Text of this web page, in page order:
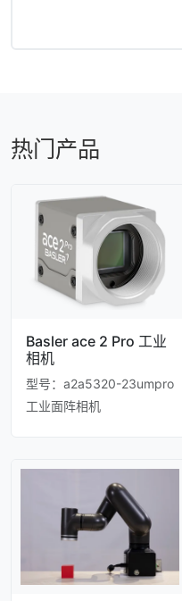
热门产品
Basler ace 2 Pro 工业
相机
型号：a2a5320-23umpro
工业面阵相机